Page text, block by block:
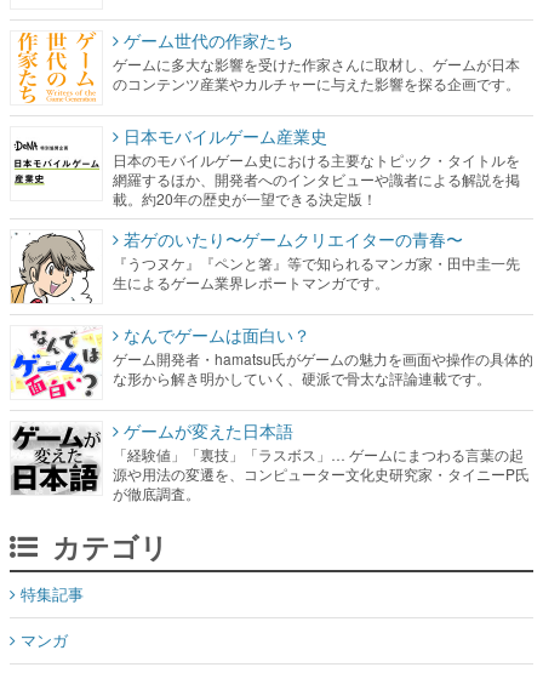
ゲーム世代の作家たち
ゲームに多大な影響を受けた作家さんに取材し、ゲームが日本
のコンテンツ産業やカルチャーに与えた影響を探る企画です。
日本モバイルゲーム産業史
日本のモバイルゲーム史における主要なトピック・タイトルを
網羅するほか、開発者へのインタビューや識者による解説を掲
載。約20年の歴史が一望できる決定版！
若ゲのいたり〜ゲームクリエイターの青春〜
『うつヌケ』『ペンと箸』等で知られるマンガ家・田中圭一先
生によるゲーム業界レポートマンガです。
なんでゲームは面白い？
ゲーム開発者・hamatsu氏がゲームの魅力を画面や操作の具体的
な形から解き明かしていく、硬派で骨太な評論連載です。
ゲームが変えた日本語
「経験値」「裏技」「ラスボス」… ゲームにまつわる言葉の起
源や用法の変遷を、コンピューター文化史研究家・タイニーP氏
が徹底調査。
カテゴリ
特集記事
マンガ